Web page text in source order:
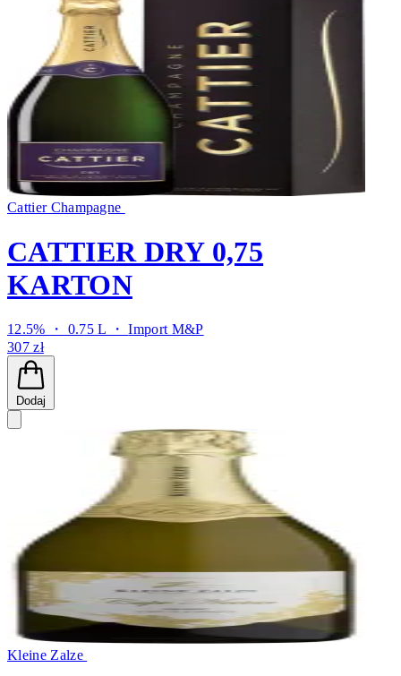
Cattier Champagne
CATTIER DRY 0,75
KARTON
12.5% ・ 0.75 L ・Import M&P
307 zł
Dodaj
Kleine Zalze